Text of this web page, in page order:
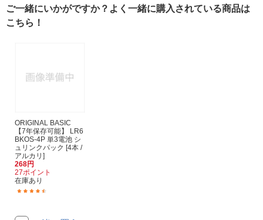
ご一緒にいかがですか？よく一緒に購入されている商品は
こちら！
ORIGINAL BASIC
【7年保存可能】 LR6
BKOS-4P 単3電池 シ
ュリンクパック [4本 /
アルカリ]
268円
27ポイント
在庫あり